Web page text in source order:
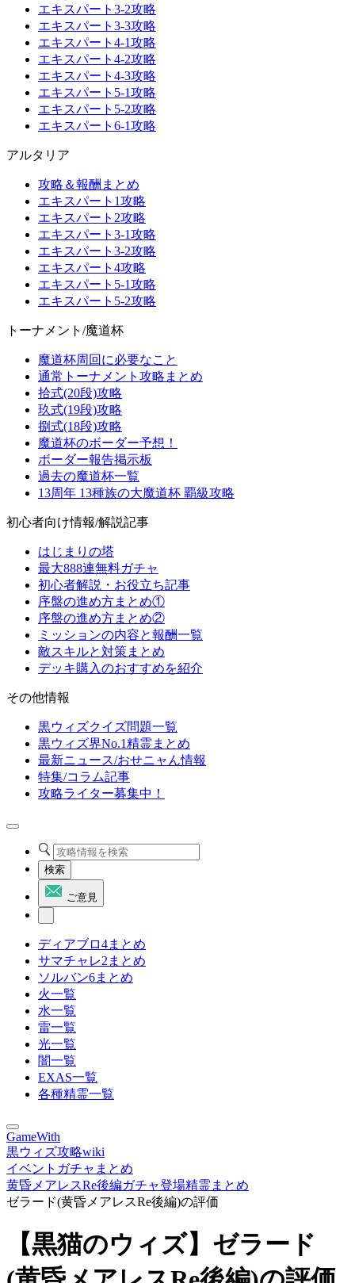
エキスパート3-2攻略
エキスパート3-3攻略
エキスパート4-1攻略
エキスパート4-2攻略
エキスパート4-3攻略
エキスパート5-1攻略
エキスパート5-2攻略
エキスパート6-1攻略
アルタリア
攻略＆報酬まとめ
エキスパート1攻略
エキスパート2攻略
エキスパート3-1攻略
エキスパート3-2攻略
エキスパート4攻略
エキスパート5-1攻略
エキスパート5-2攻略
トーナメント/魔道杯
魔道杯周回に必要なこと
通常トーナメント攻略まとめ
拾式(20段)攻略
玖式(19段)攻略
捌式(18段)攻略
魔道杯のボーダー予想！
ボーダー報告掲示板
過去の魔道杯一覧
13周年 13種族の大魔道杯 覇級攻略
初心者向け情報/解説記事
はじまりの塔
最大888連無料ガチャ
初心者解説・お役立ち記事
序盤の進め方まとめ①
序盤の進め方まとめ②
ミッションの内容と報酬一覧
敵スキルと対策まとめ
デッキ購入のおすすめを紹介
その他情報
黒ウィズクイズ問題一覧
黒ウィズ界No.1精霊まとめ
最新ニュース/おせニャん情報
特集/コラム記事
攻略ライター募集中！
検索
ご意見
ディアブロ4まとめ
サマチャレ2まとめ
ソルバン6まとめ
火一覧
水一覧
雷一覧
光一覧
闇一覧
EXAS一覧
各種精霊一覧
GameWith
黒ウィズ攻略wiki
イベントガチャまとめ
黄昏メアレスRe後編ガチャ登場精霊まとめ
ゼラード(黄昏メアレスRe後編)の評価
【黒猫のウィズ】ゼラード